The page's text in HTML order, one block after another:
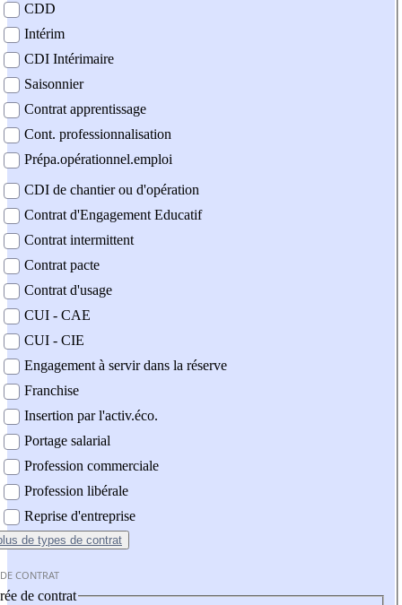
CDD
Intérim
CDI Intérimaire
Saisonnier
Contrat apprentissage
Cont. professionnalisation
Prépa.opérationnel.emploi
CDI de chantier ou d'opération
Contrat d'Engagement Educatif
Contrat intermittent
Contrat pacte
Contrat d'usage
CUI - CAE
CUI - CIE
Engagement à servir dans la réserve
Franchise
Insertion par l'activ.éco.
Portage salarial
Profession commerciale
Profession libérale
Reprise d'entreprise
de types de contrat
CONTRAT
de contrat